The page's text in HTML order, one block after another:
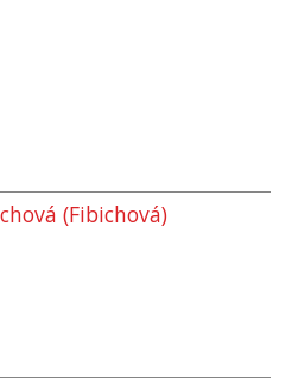
(Fibichová)